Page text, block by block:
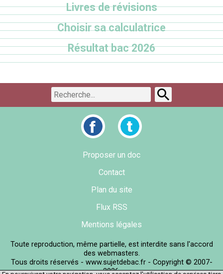
Livres de révisions
Choisir sa calculatrice
Résultat bac 2026
Proposer un doc
Contact
Plan du site
Flux RSS
Mentions légales
Toute reproduction, même partielle, est interdite sans l'accord
des webmasters.
Tous droits réservés - www.sujetdebac.fr - Copyright © 2007-
2026.